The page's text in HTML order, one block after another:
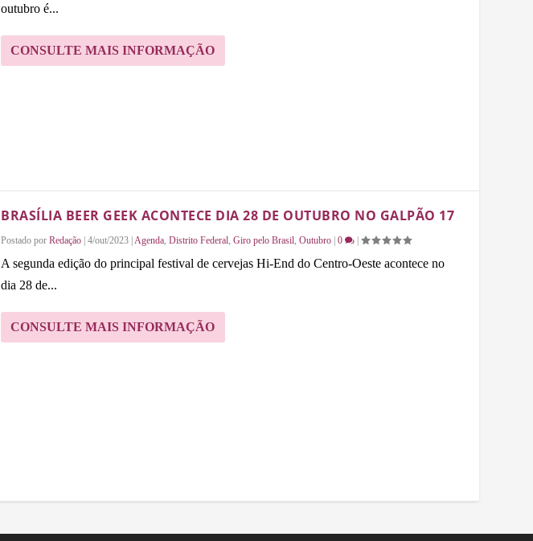
outubro é...
CONSULTE MAIS INFORMAÇÃO
BRASÍLIA BEER GEEK ACONTECE DIA 28 DE OUTUBRO NO GALPÃO 17
Postado por Redação 4/out/2023 Agenda, Distrito Federal, Giro pelo Brasil, Outubro 0
A segunda edição do principal festival de cervejas Hi-End do Centro-Oeste acontece no
dia 28 de...
CONSULTE MAIS INFORMAÇÃO